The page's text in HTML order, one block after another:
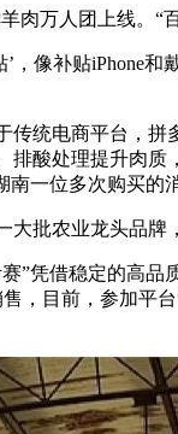
肉万人团上线。
像补贴iPhone
统电商平台，
酸处理提升肉
一位多次购买的
批农业龙头品牌
”凭借稳定的高
，目前，参加